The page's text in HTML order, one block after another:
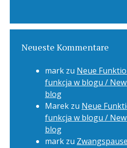
Neueste Kommentare
mark zu Neue
funkcja w blogu /
blog
Marek zu Neue
funkcja w blogu /
blog
mark zu